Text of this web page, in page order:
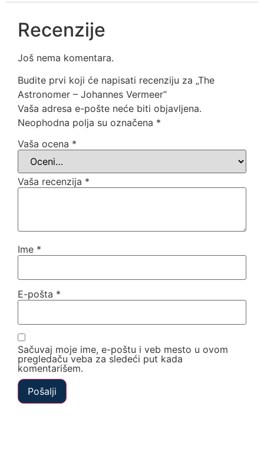
Recenzije
Još nema komentara.
Budite prvi koji će napisati recenziju za „The
Astronomer – Johannes Vermeer“
Vaša adresa e-pošte neće biti objavljena.
Neophodna polja su označena *
Vaša ocena *
Vaša recenzija *
Ime *
E-pošta *
Sačuvaj moje ime, e-poštu i veb mesto u ovom
pregledaču veba za sledeći put kada
komentarišem.